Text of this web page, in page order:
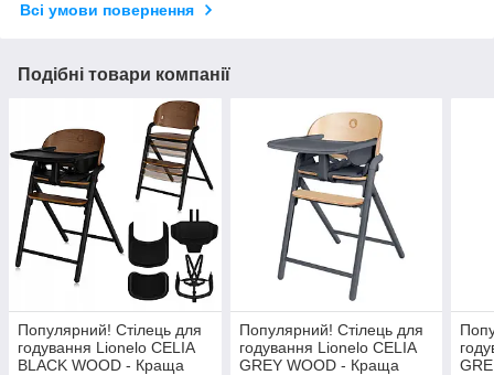
Всі умови повернення
Подібні товари компанії
Популярний! Стілець для
годування Lionelo CELIA
BLACK WOOD - Краща
Популярний! Стілець для
годування Lionelo CELIA
GREY WOOD - Краща